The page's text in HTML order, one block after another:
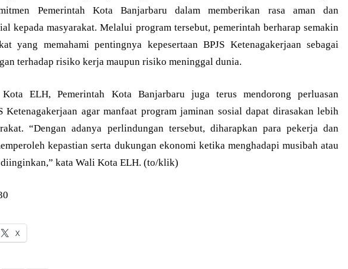
Pemerintah Kota Banjarbaru dalam memberikan rasa aman dan
kepada masyarakat. Melalui program tersebut, pemerintah berharap semakin
yang memahami pentingnya kepesertaan BPJS Ketenagakerjaan sebagai
terhadap risiko kerja maupun risiko meninggal dunia.
ELH, Pemerintah Kota Banjarbaru juga terus mendorong perluasan
Ketenagakerjaan agar manfaat program jaminan sosial dapat dirasakan lebih
“Dengan adanya perlindungan tersebut, diharapkan para pekerja dan
kepastian serta dukungan ekonomi ketika menghadapi musibah atau
kata Wali Kota ELH. (to/klik)
X